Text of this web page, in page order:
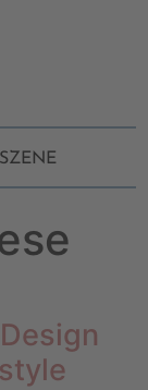
SZENE